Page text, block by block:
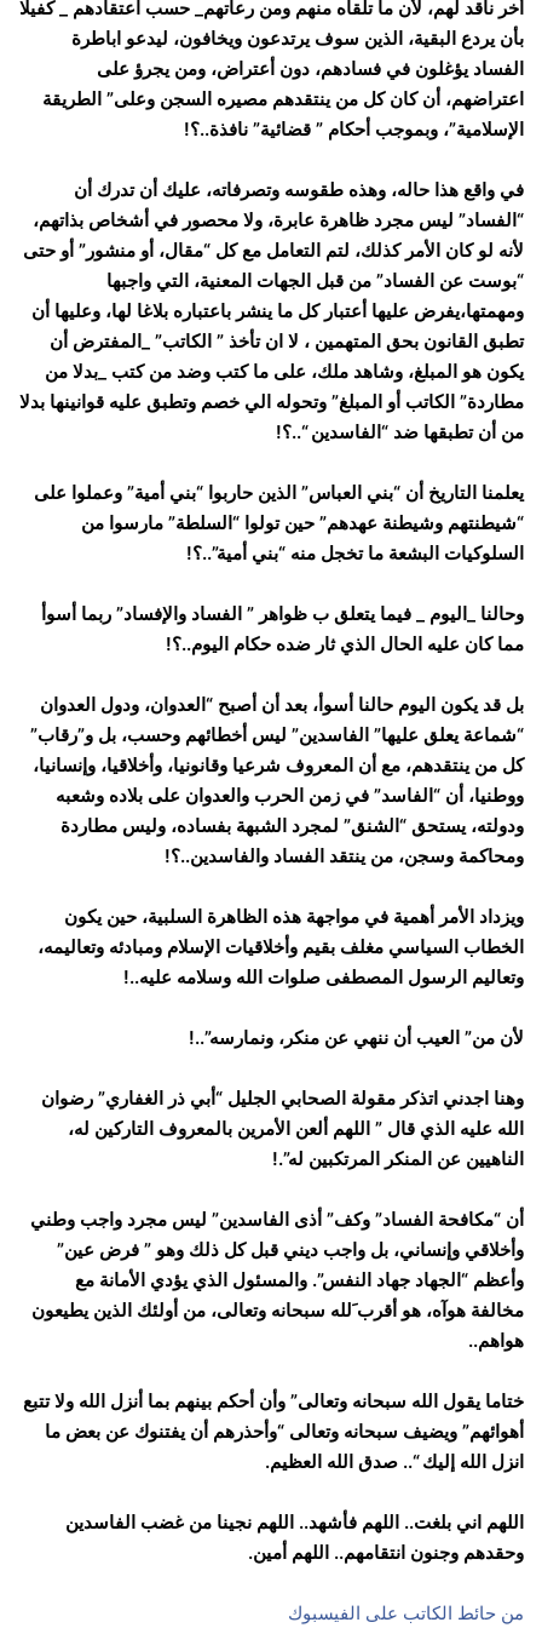
أخر ناقد لهم، لأن ما تلقاه منهم ومن رعاتهم_ حسب اعتقادهم _ كفيلا
بأن يردع البقية، الذين سوف يرتدعون ويخافون، ليدعو اباطرة
الفساد يؤغلون في فسادهم، دون أعتراض، ومن يجرؤ على
اعتراضهم، أن كان كل من ينتقدهم مصيره السجن وعلى” الطريقة
الإسلامية”، وبموجب أحكام ” قضائية” نافذة..؟!
في واقع هذا حاله، وهذه طقوسه وتصرفاته، عليك أن تدرك أن
“الفساد” ليس مجرد ظاهرة عابرة، ولا محصور في أشخاص بذاتهم،
لأنه لو كان الأمر كذلك، لتم التعامل مع كل “مقال، أو منشور” أو حتى
“بوست عن الفساد” من قبل الجهات المعنية، التي واجبها
ومهمتها،يفرض عليها أعتبار كل ما ينشر باعتباره بلاغا لها، وعليها أن
تطبق القانون بحق المتهمين ، لا ان تأخذ ” الكاتب” _المفترض أن
يكون هو المبلغ، وشاهد ملك، على ما كتب وضد من كتب _بدلا من
مطاردة” الكاتب أو المبلغ” وتحوله الي خصم وتطبق عليه قوانينها بدلا
من أن تطبقها ضد “الفاسدين “..؟!
يعلمنا التاريخ أن “بني العباس” الذين حاربوا “بني أمية” وعملوا على
“شيطنتهم وشيطنة عهدهم” حين تولوا “السلطة” مارسوا من
السلوكيات البشعة ما تخجل منه “بني أمية”..؟!
وحالنا _اليوم _ فيما يتعلق ب ظواهر ” الفساد والإفساد” ربما أسوأ
مما كان عليه الحال الذي ثار ضده حكام اليوم..؟!
بل قد يكون اليوم حالنا أسوأ، بعد أن أصبح “العدوان، ودول العدوان
“شماعة يعلق عليها” الفاسدين” ليس أخطائهم وحسب، بل و”رقاب”
كل من ينتقدهم، مع أن المعروف شرعيا وقانونيا، وأخلاقيا، وإنسانيا،
ووطنيا، أن “الفاسد” في زمن الحرب والعدوان على بلاده وشعبه
ودولته، يستحق “الشنق” لمجرد الشبهة بفساده، وليس مطاردة
ومحاكمة وسجن، من ينتقد الفساد والفاسدين..؟!
ويزداد الأمر أهمية في مواجهة هذه الظاهرة السلبية، حين يكون
الخطاب السياسي مغلف بقيم وأخلاقيات الإسلام ومبادئه وتعاليمه،
وتعاليم الرسول المصطفى صلوات الله وسلامه عليه..!
لأن من” العيب أن ننهي عن منكر، ونمارسه”..!
وهنا اجدني اتذكر مقولة الصحابي الجليل “أبي ذر الغفاري” رضوان
الله عليه الذي قال ” اللهم ألعن الأمرين بالمعروف التاركين له،
الناهيين عن المنكر المرتكبين له”.!
أن “مكافحة الفساد” وكف” أذى الفاسدين” ليس مجرد واجب وطني
وأخلاقي وإنساني، بل واجب ديني قبل كل ذلك وهو ” فرض عين”
وأعظم “الجهاد جهاد النفس”. والمسئول الذي يؤدي الأمانة مع
مخالفة هوآه، هو أقرب َلله سبحانه وتعالى، من أولئك الذين يطيعون
هواهم..
ختاما يقول الله سبحانه وتعالى” وأن أحكم بينهم بما أنزل الله ولا تتبع
أهوائهم” ويضيف سبحانه وتعالى “وأحذرهم أن يفتنوك عن بعض ما
انزل الله إليك “.. صدق الله العظيم.
اللهم اني بلغت.. اللهم فأشهد.. اللهم نجينا من غضب الفاسدين
وحقدهم وجنون انتقامهم.. اللهم أمين.
من حائط الكاتب على الفيسبوك